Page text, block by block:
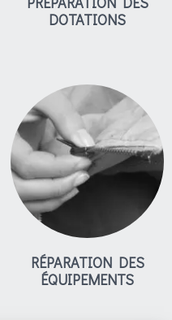
DOTATIONS
RÉPARATION DES
ÉQUIPEMENTS